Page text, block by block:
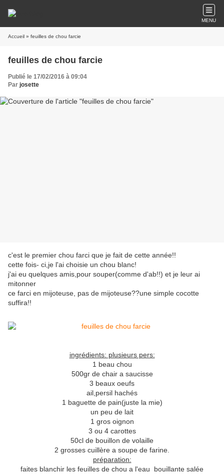
MENU
Accueil » feuilles de chou farcie
feuilles de chou farcie
Publié le 17/02/2016 à 09:04
Par josette
c'est le premier chou farci que je fait de cette année!!
cette fois- ci,je l'ai choisie un chou blanc!
j'ai eu quelques amis,pour souper(comme d'ab!!) et je leur ai
mitonner
ce farci en mijoteuse, pas de mijoteuse??une simple cocotte
suffira!!
ingrédients: plusieurs pers:
1 beau chou
500gr de chair a saucisse
3 beaux oeufs
ail,persil hachés
1 baguette de pain(juste la mie)
un peu de lait
1 gros oignon
3 ou 4 carottes
50cl de bouillon de volaille
2 grosses cuillère a soupe de farine.
préparation:
faites blanchir les feuilles de chou a l'eau bouillante salée